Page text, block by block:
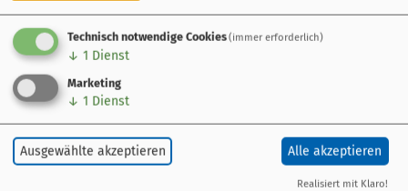
Veranstaltung ohne festen Ort
Bamberg
Veranstalter
BamBerk - Der Bamberger
Geschichtenerzähler
Technisch notwendige Cookies(immer erforderlich)
↓ 1 Dienst
Marketing
↓ 1 Dienst
Ausgewählte akzeptieren Alle akzeptieren
Realisiert mit Klaro!